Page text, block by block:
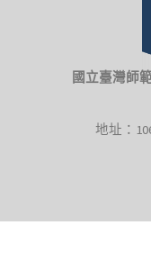
國立臺灣師
地址：